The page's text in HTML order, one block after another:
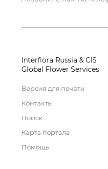
Interflora Russia & CIS
Global Flower Services
Версия для печати
Контакты
Поиск
Карта портала
Помощь